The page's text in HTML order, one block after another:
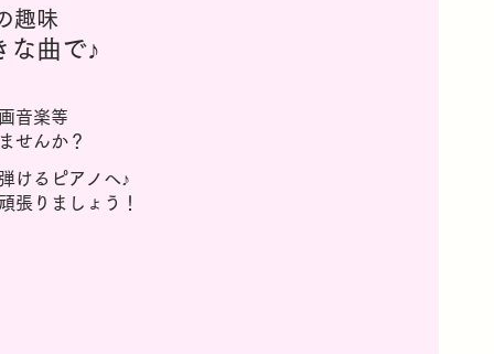
趣味
な曲で♪
音楽等
せんか？
けるピアノへ♪
張りましょう！